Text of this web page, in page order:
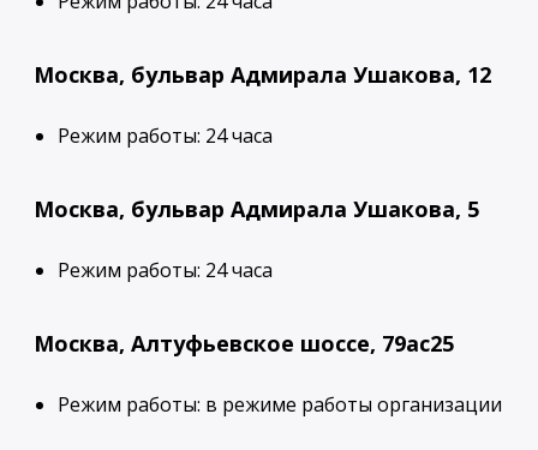
Москва, бульвар Адмирала Ушакова, 12
Режим работы: 24 часа
Москва, бульвар Адмирала Ушакова, 5
Режим работы: 24 часа
Москва, Алтуфьевское шоссе, 79ас25
Режим работы: в режиме работы организации